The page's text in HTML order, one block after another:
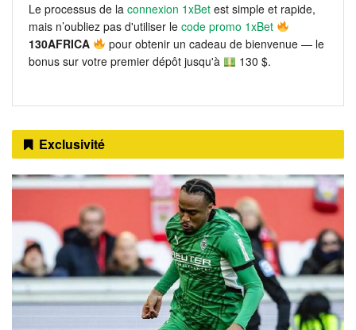
Le processus de la connexion 1xBet est simple et rapide,
mais n’oubliez pas d'utiliser le code promo 1xBet
130AFRICA
pour obtenir un cadeau de bienvenue — le
bonus sur votre premier dépôt jusqu'à
130 $.
Exclusivité